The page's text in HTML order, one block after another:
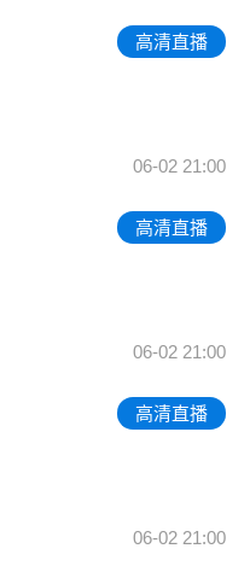
高清直播
06-02 21:00
高清直播
06-02 21:00
高清直播
06-02 21:00